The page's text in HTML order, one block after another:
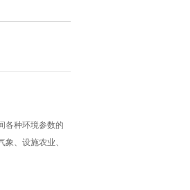
各种环境参数的
、设施农业、